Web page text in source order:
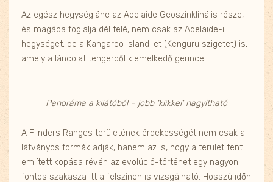
Az egész hegységlánc az Adelaide Geoszinklinális része,
és magába foglalja dél felé, nem csak az Adelaide-i
hegységet, de a Kangaroo Island-et (Kenguru szigetet) is,
amely a láncolat tengerből kiemelkedő gerince.
Panoráma a kilátóból – jobb ‘klikkel’ nagyítható
A Flinders Ranges területének érdekességét nem csak a
látványos formák adják, hanem az is, hogy a terület fent
említett kopása révén az evolúció-történet egy nagyon
fontos szakasza itt a felszínen is vizsgálható. Hosszú időn